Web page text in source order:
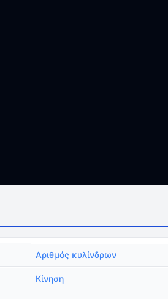
Αριθμός κυλίνδρων
Κίνηση